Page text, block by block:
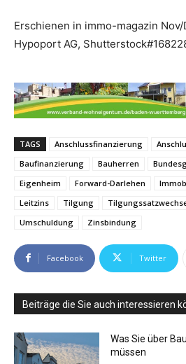
Erschienen in immo-magazin Nov/
Hypoport AG,
TAGS Anschlussfinanzierung
Baufinanzierung
Bauherren
Eigenheim
Forward-Darlehen
Leitzins
Tilgung
Umschuldung
Zinsbindung
Facebook Twitter
Beiträge die Sie auch interessieren
Was Sie über
müssen